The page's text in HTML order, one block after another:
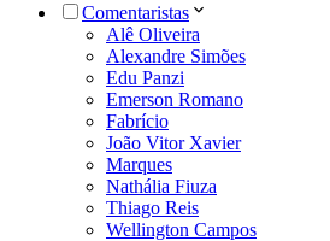
Comentaristas
Alê Oliveira
Alexandre Simões
Edu Panzi
Emerson Romano
Fabrício
João Vitor Xavier
Marques
Nathália Fiuza
Thiago Reis
Wellington Campos